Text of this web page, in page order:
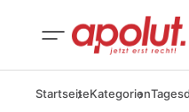
StartseiteKategorien